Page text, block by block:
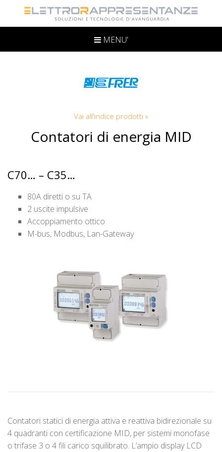
MENU'
Vai all'indice prodotti »
Contatori di energia MID
C70… – C35…
80A diretti o su TA
2 uscite impulsive
Accoppiamento ottico
M-bus, Modbus, Lan-Gateway
Contatori statici di energia attiva e reattiva bidirezionale su
4 quadranti con certificazione MID, per sistemi monofase
o trifase 3 o 4 fili carico squilibrato. L’ampio display LCD